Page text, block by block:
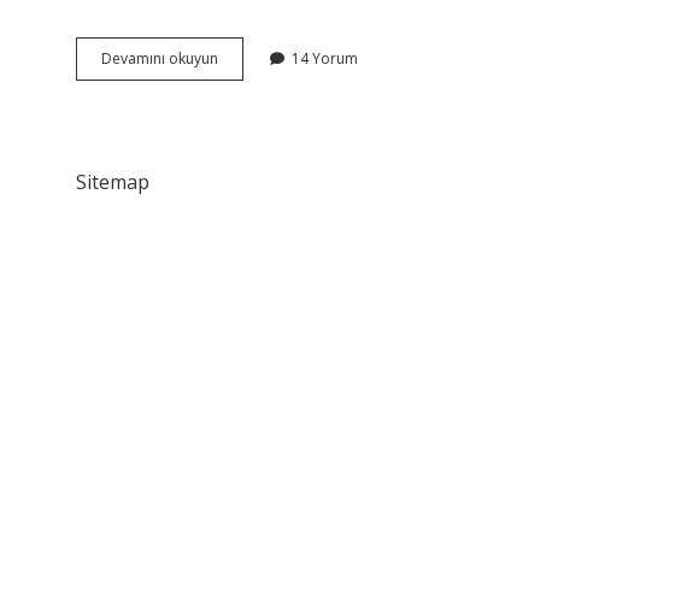
Devamını okuyun Çekirdek
Zarı
14 Yorum
Sitemap